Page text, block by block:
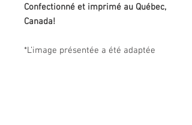
Confectionné et imprimé au Québec,
Canada!
*L’image présentée a été adaptée